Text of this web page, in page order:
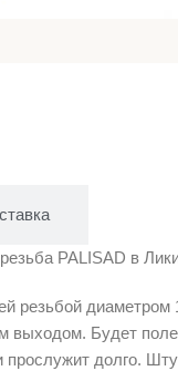
PALISAD в
резьбой
Будет
долго.